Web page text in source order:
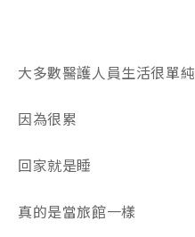
大多數醫護人員生活很單純
因為很累
回家就是睡
真的是當旅館一樣